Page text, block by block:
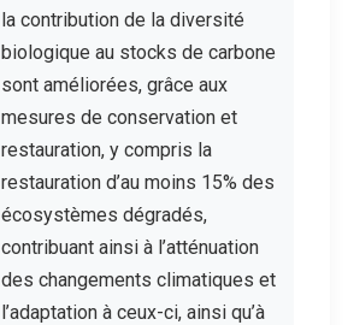
la contribution de la diversité
biologique au stocks de carbone
sont améliorées, grâce aux
mesures de conservation et
restauration, y compris la
restauration d’au moins 15% des
écosystèmes dégradés,
contribuant ainsi à l’atténuation
des changements climatiques et
l’adaptation à ceux-ci, ainsi qu’à